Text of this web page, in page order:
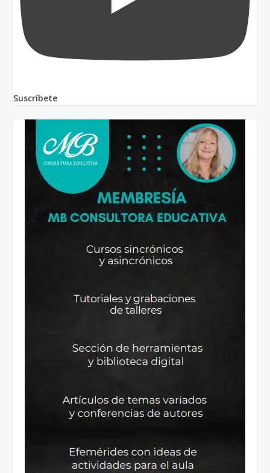
Suscríbete